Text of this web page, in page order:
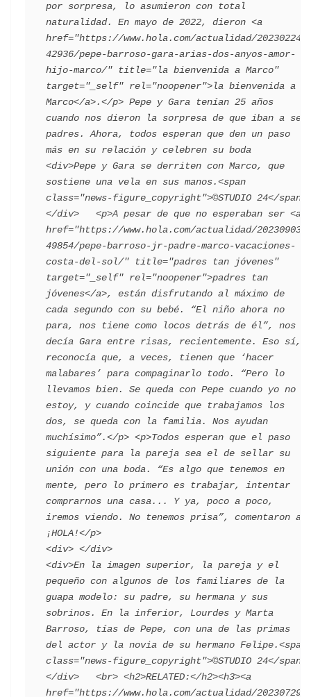
por sorpresa, lo asumieron con total
naturalidad. En mayo de 2022, dieron <a
href="https://www.hola.com/actualidad/202302243
42936/pepe-barroso-gara-arias-dos-anyos-amor-
hijo-marco/" title="la bienvenida a Marco"
target="_self" rel="noopener">la bienvenida a
Marco</a>.</p> Pepe y Gara tenían 25 años
cuando nos dieron la sorpresa de que iban a ser
padres. Ahora, todos esperan que den un paso
más en su relación y celebren su boda
<div>Pepe y Gara se derriten con Marco, que
sostiene una vela en sus manos.<span
class="news-figure_copyright">©STUDIO 24</span>
</div>   <p>A pesar de que no esperaban ser <a
href="https://www.hola.com/actualidad/202309033
49854/pepe-barroso-jr-padre-marco-vacaciones-
costa-del-sol/" title="padres tan jóvenes"
target="_self" rel="noopener">padres tan
jóvenes</a>, están disfrutando al máximo de
cada segundo con su bebé. “El niño ahora no
para, nos tiene como locos detrás de él”, nos
decía Gara entre risas, recientemente. Eso sí,
reconocía que, a veces, tienen que ‘hacer
malabares’ para compaginarlo todo. “Pero lo
llevamos bien. Se queda con Pepe cuando yo no
estoy, y cuando coincide que trabajamos los
dos, se queda con la familia. Nos ayudan
muchísimo”.</p> <p>Todos esperan que el paso
siguiente para la pareja sea el de sellar su
unión con una boda. “Es algo que tenemos en
mente, pero lo primero es trabajar, intentar
comprarnos una casa... Y ya, poco a poco,
iremos viendo. No tenemos prisa”, comentaron a
¡HOLA!</p>
<div> </div>
<div>En la imagen superior, la pareja y el
pequeño con algunos de los familiares de la
guapa modelo: su padre, su hermana y sus
sobrinos. En la inferior, Lourdes y Marta
Barroso, tías de Pepe, con una de las primas
del actor y la novia de su hermano Felipe.<span
class="news-figure_copyright">©STUDIO 24</span>
</div>   <br> <h2>RELATED:</h2><h3><a
href="https://www.hola.com/actualidad/202307293